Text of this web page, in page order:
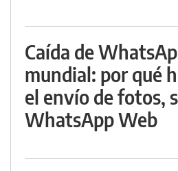
Caída de
mundial: por qué
el envío de fotos,
WhatsApp Web